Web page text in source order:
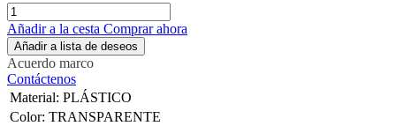
Añadir a la cesta Comprar ahora
Añadir a lista de deseos
Acuerdo marco
Contáctenos
Material: PLÁSTICO
Color: TRANSPARENTE